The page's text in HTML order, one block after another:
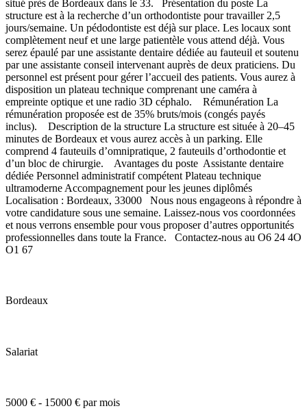
situé près de Bordeaux dans le 33. Présentation du poste La
structure est à la recherche d’un orthodontiste pour travailler 2,5
jours/semaine. Un pédodontiste est déjà sur place. Les locaux sont
complètement neuf et une large patientèle vous attend déjà. Vous
serez épaulé par une assistante dentaire dédiée au fauteuil et soutenu
par une assistante conseil intervenant auprès de deux praticiens. Du
personnel est présent pour gérer l’accueil des patients. Vous aurez à
disposition un plateau technique comprenant une caméra à
empreinte optique et une radio 3D céphalo. Rémunération La
rémunération proposée est de 35% bruts/mois (congés payés
inclus). Description de la structure La structure est située à 20–45
minutes de Bordeaux et vous aurez accès à un parking. Elle
comprend 4 fauteuils d’omnipratique, 2 fauteuils d’orthodontie et
d’un bloc de chirurgie. Avantages du poste Assistante dentaire
dédiée Personnel administratif compétent Plateau technique
ultramoderne Accompagnement pour les jeunes diplômés
Localisation : Bordeaux, 33000 Nous nous engageons à répondre à
votre candidature sous une semaine. Laissez-nous vos coordonnées
et nous verrons ensemble pour vous proposer d’autres opportunités
professionnelles dans toute la France. Contactez-nous au O6 24 4O
O1 67
Bordeaux
Salariat
5000 € - 15000 € par mois